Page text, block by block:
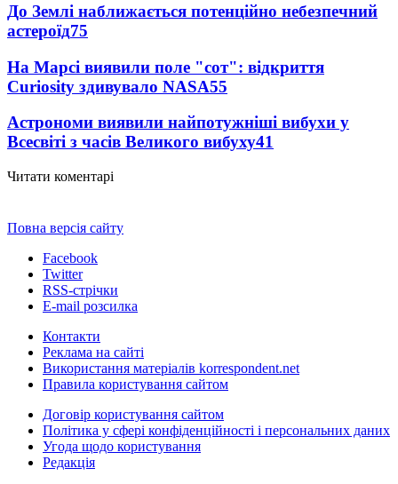
До Землі наближається потенційно небезпечний
астероїд75
На Марсі виявили поле "сот": відкриття
Curiosity здивувало NASA55
Астрономи виявили найпотужніші вибухи у
Всесвіті з часів Великого вибуху41
Читати коментарі
Повна версія сайту
Facebook
Twitter
RSS-стрічки
E-mail розсилка
Контакти
Реклама на сайті
Використання матеріалів korrespondent.net
Правила користування сайтом
Договір користування сайтом
Політика у сфері конфіденційності і персональних даних
Угода щодо користування
Редакція